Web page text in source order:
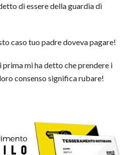
di essere della guardia di
caso tuo padre doveva pagare!
mi ha detto che prendere i
consenso significa rubare!